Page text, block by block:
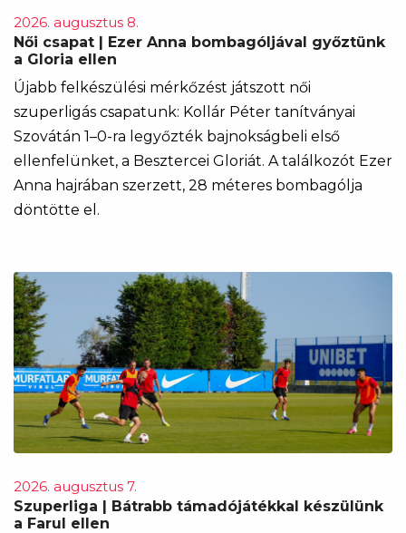
2026. augusztus 8.
Női csapat | Ezer Anna bombagóljával győztünk
a Gloria ellen
Újabb felkészülési mérkőzést játszott női
szuperligás csapatunk: Kollár Péter tanítványai
Szovátán 1–0-ra legyőzték bajnokságbeli első
ellenfelünket, a Besztercei Gloriát. A találkozót Ezer
Anna hajrában szerzett, 28 méteres bombagólja
döntötte el.
2026. augusztus 7.
Szuperliga | Bátrabb támadójátékkal készülünk
a Farul ellen